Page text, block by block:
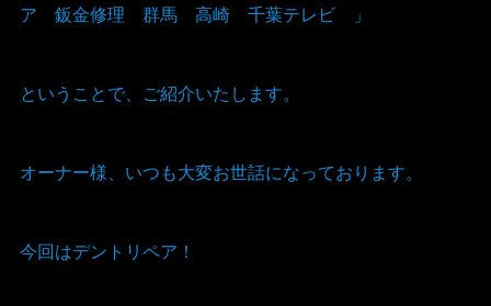
ア 鈑金修理 群馬 高崎 千葉テレビ 」
ということで、ご紹介いたします。
オーナー様、いつも大変お世話になっております。
今回はデントリペア！